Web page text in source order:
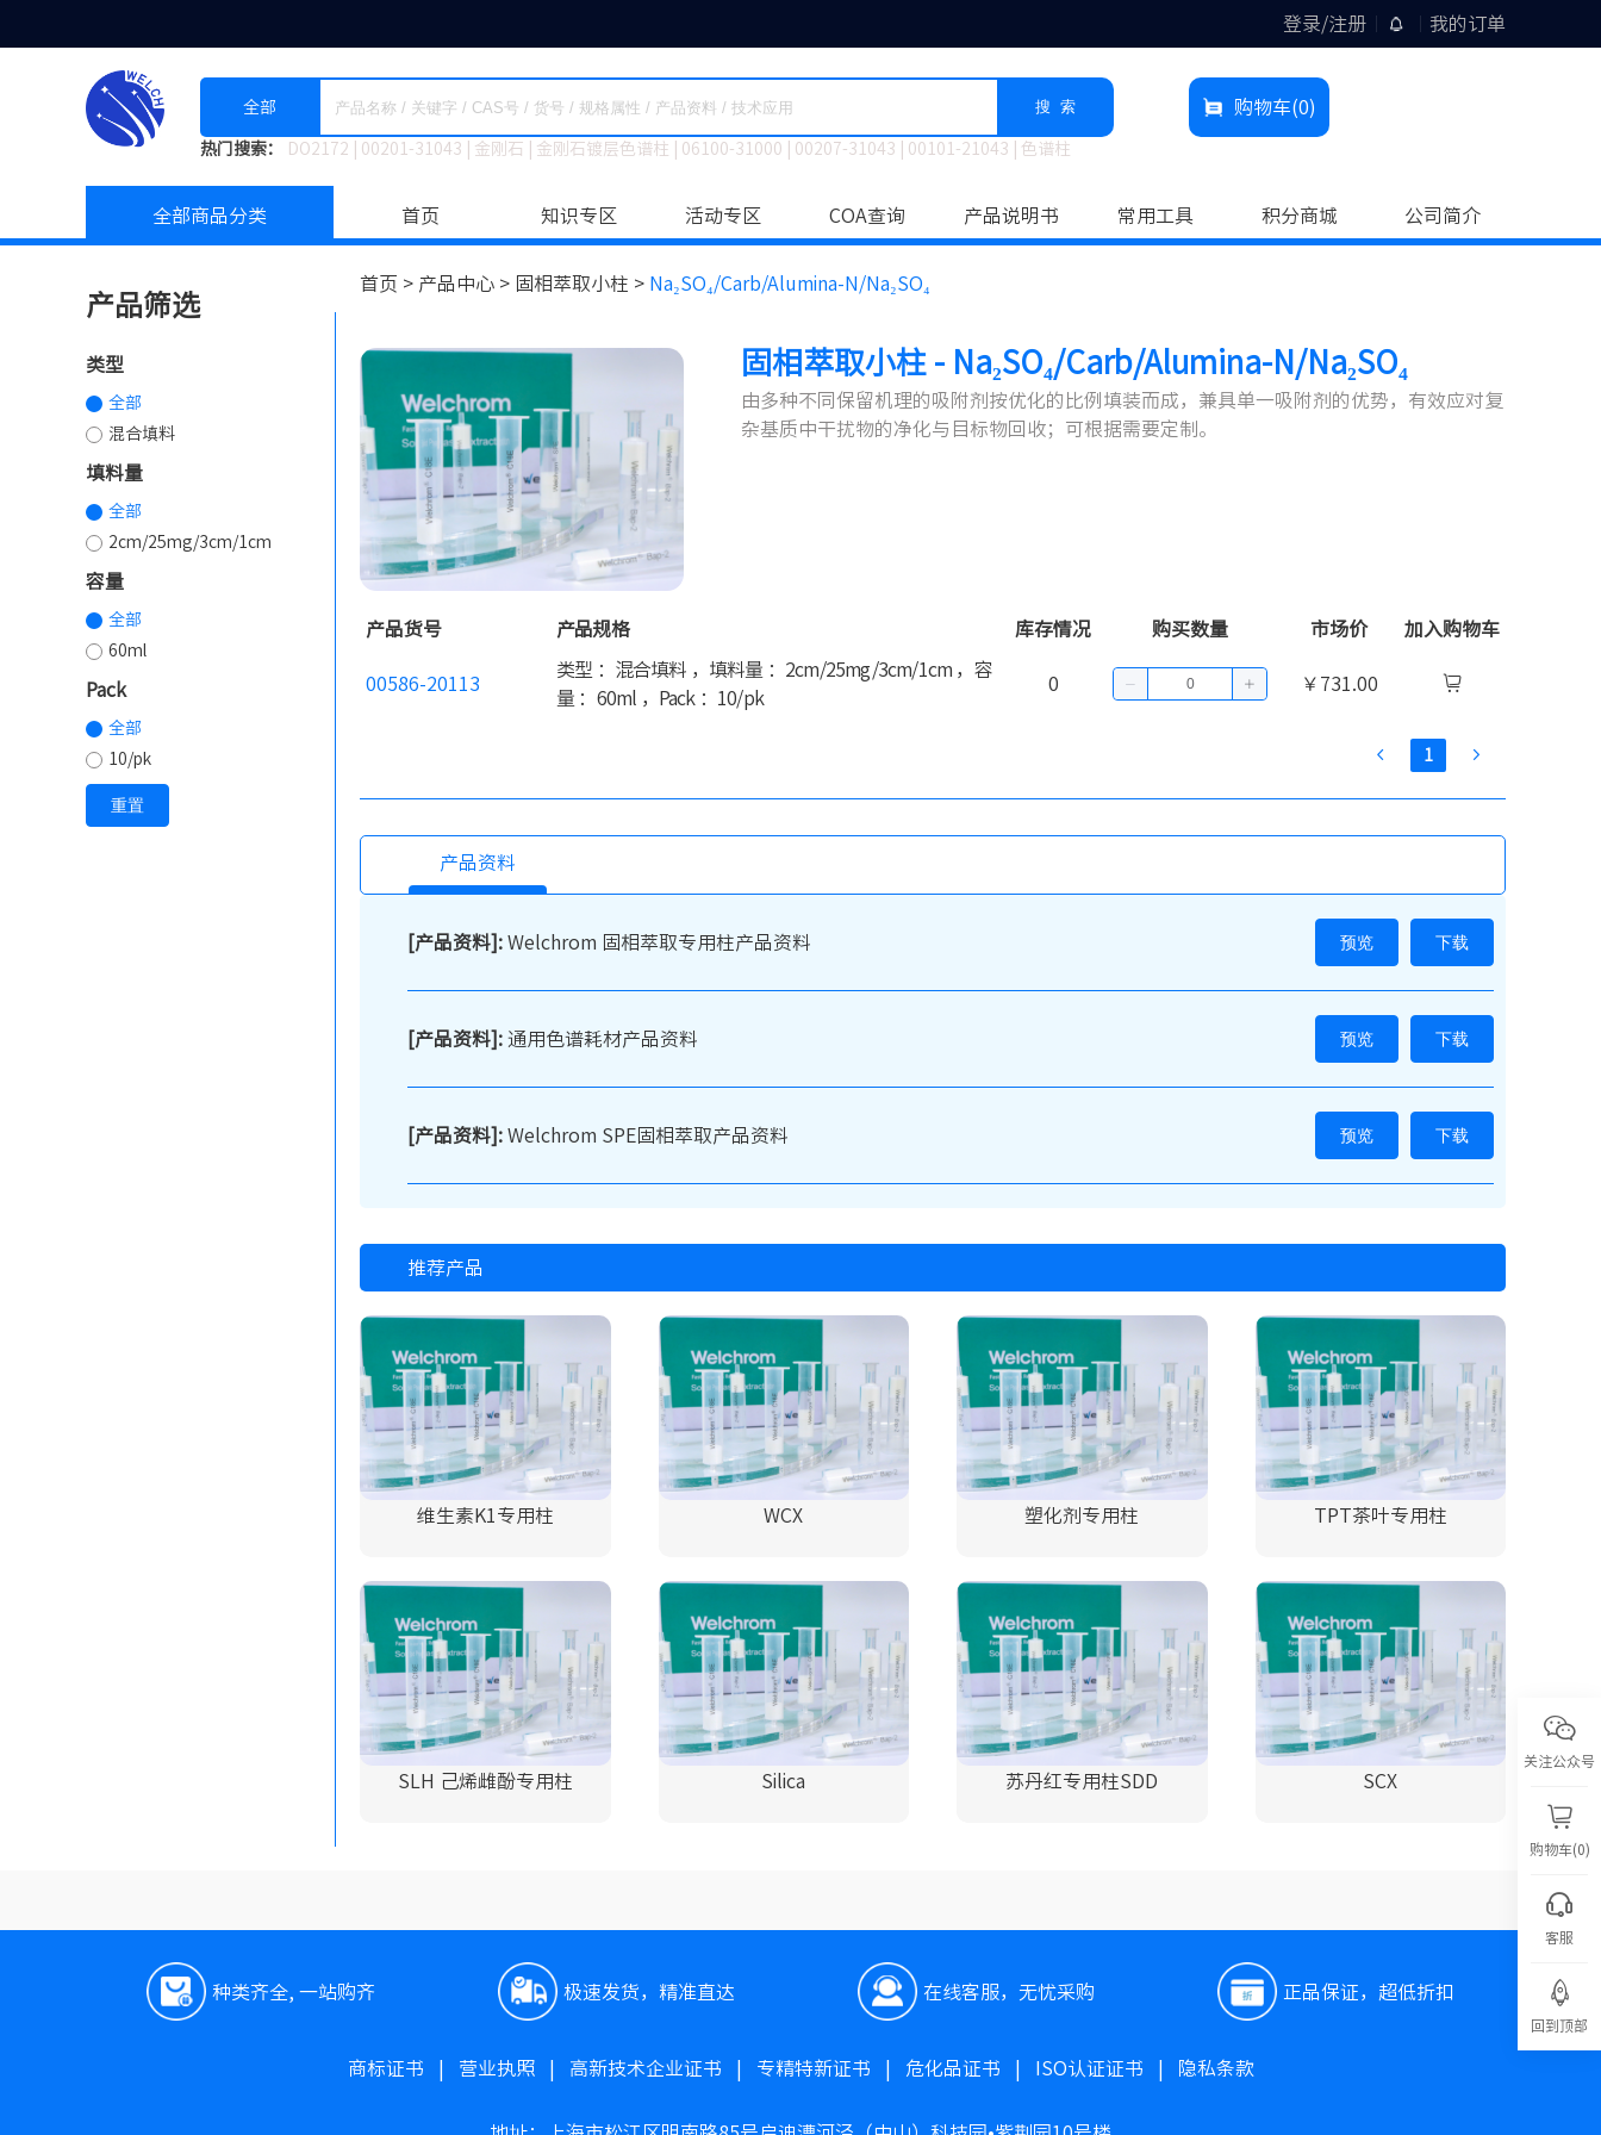
登录/注册 我的订单
全部 搜 索
热门搜索： DO2172 00201-31043 金刚石 金刚石镀层色谱柱 06100-31000 00207-31043 00101-21043 色谱柱
购物车(0)
全部商品分类 首页 知识专区 活动专区 COA查询 产品说明书 常用工具 积分商城 公司简介
首页 > 产品中心 > 固相萃取小柱 > Na₂SO₄/Carb/Alumina-N/Na₂SO₄
产品筛选
类型
全部
混合填料
填料量
全部
2cm/25mg/3cm/1cm
容量
全部
60ml
Pack
全部
10/pk
重置
固相萃取小柱 - Na₂SO₄/Carb/Alumina-N/Na₂SO₄
由多种不同保留机理的吸附剂按优化的比例填装而成，兼具单一吸附剂的优势，有效应对复
杂基质中干扰物的净化与目标物回收；可根据需要定制。
产品货号 产品规格 库存情况 购买数量 市场价 加入购物车
00586-20113
类型 ：混合填料 ，填料量 ：2cm/25mg/3cm/1cm ，容
量 ：60ml ，Pack ：10/pk
0 ￥731.00
1
产品资料
[产品资料]: Welchrom 固相萃取专用柱产品资料 预览 下载
[产品资料]: 通用色谱耗材产品资料 预览 下载
[产品资料]: Welchrom SPE固相萃取产品资料 预览 下载
推荐产品
维生素K1专用柱 WCX 塑化剂专用柱 TPT茶叶专用柱
SLH 己烯雌酚专用柱 Silica 苏丹红专用柱SDD SCX
种类齐全, 一站购齐 极速发货，精准直达 在线客服，无忧采购 正品保证，超低折扣
商标证书 营业执照| 高新技术企业证书 专精特新证书 危化品证书 ISO认证证书 隐私条款
关注公众号
购物车(0)
客服
回到顶部